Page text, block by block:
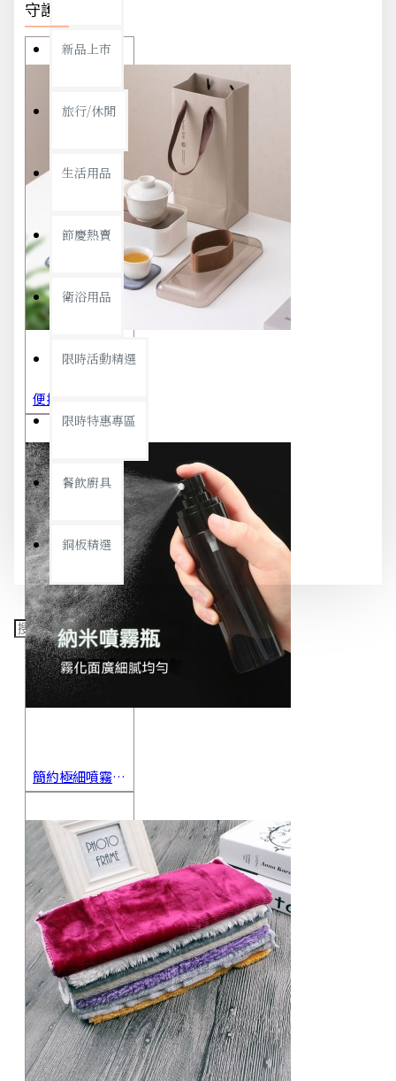
新品上市
旅行/休閒
生活用品
節慶熱賣
衛浴用品
限時活動精選
限時特惠專區
餐飲廚具
銅板精選
守護你我
簡約極細噴霧瓶 旅行分裝瓶 保養品分裝 酒精噴霧瓶 小噴壺 香水瓶 隨身瓶